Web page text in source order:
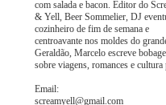
com salada e bacon. Editor do
& Yell, Beer Sommelier, DJ
cozinheiro de fim de semana e
centroavante nos moldes do
Geraldão, Marcelo escreve
sobre viagens, romances e cultura
Email:
screamyell@gmail.com